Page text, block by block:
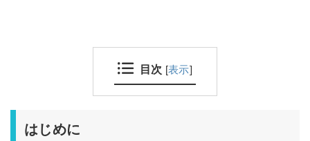
目次 [表示]
はじめに